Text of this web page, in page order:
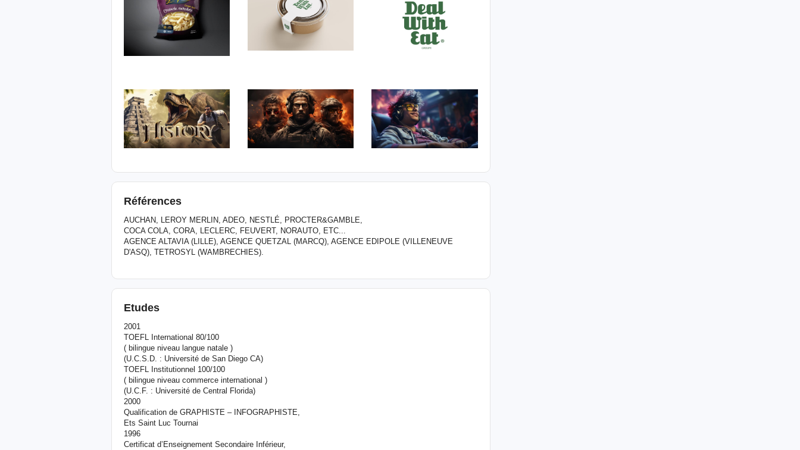
Références
AUCHAN, LEROY MERLIN, ADEO, NESTLÉ, PROCTER&GAMBLE,
COCA COLA, CORA, LECLERC, FEUVERT, NORAUTO, ETC...
AGENCE ALTAVIA (LILLE), AGENCE QUETZAL (MARCQ), AGENCE EDIPOLE (VILLENEUVE
D'ASQ), TETROSYL (WAMBRECHIES).
Etudes
2001
TOEFL International 80/100
( bilingue niveau langue natale )
(U.C.S.D. : Université de San Diego CA)
TOEFL Institutionnel 100/100
( bilingue niveau commerce international )
(U.C.F. : Université de Central Florida)
2000
Qualification de GRAPHISTE – INFOGRAPHISTE,
Ets Saint Luc Tournai
1996
Certificat d’Enseignement Secondaire Inférieur,